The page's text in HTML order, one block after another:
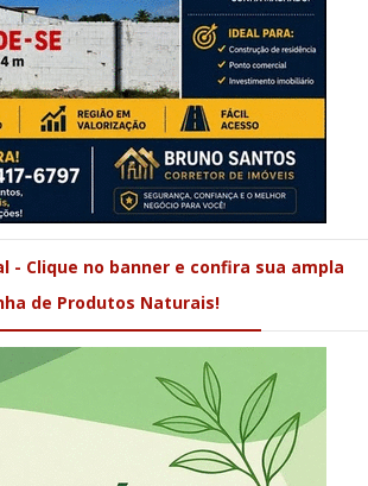
- Clique no banner e confira sua ampla
de Produtos Naturais!